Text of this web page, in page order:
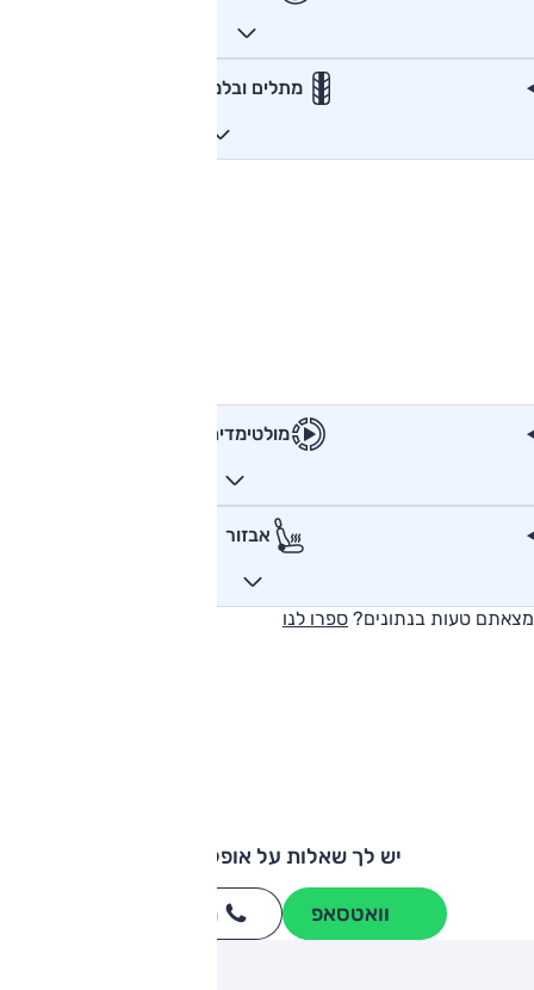
מתלים ובלמים
מולטימדיה
אבזור
מצאתם טעות בנתונים? ספרו לנו
יש לך שאלות על אופל קורסה?
וואטסאפ חייגו